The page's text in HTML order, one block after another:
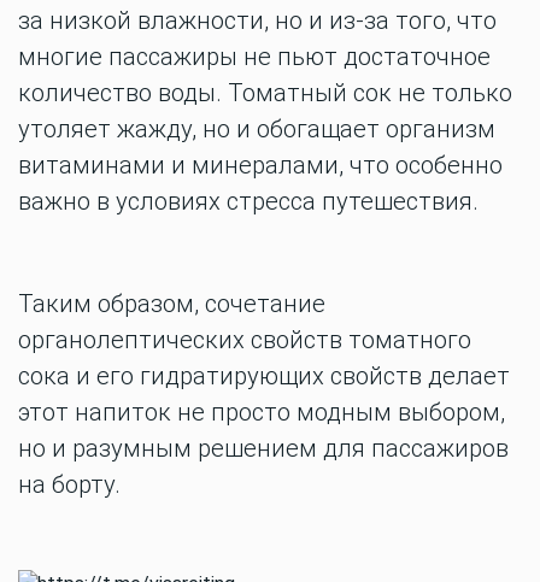
за низкой влажности, но и из-за того, что
многие пассажиры не пьют достаточное
количество воды. Томатный сок не только
утоляет жажду, но и обогащает организм
витаминами и минералами, что особенно
важно в условиях стресса путешествия.
Таким образом, сочетание
органолептических свойств томатного
сока и его гидратирующих свойств делает
этот напиток не просто модным выбором,
но и разумным решением для пассажиров
на борту.